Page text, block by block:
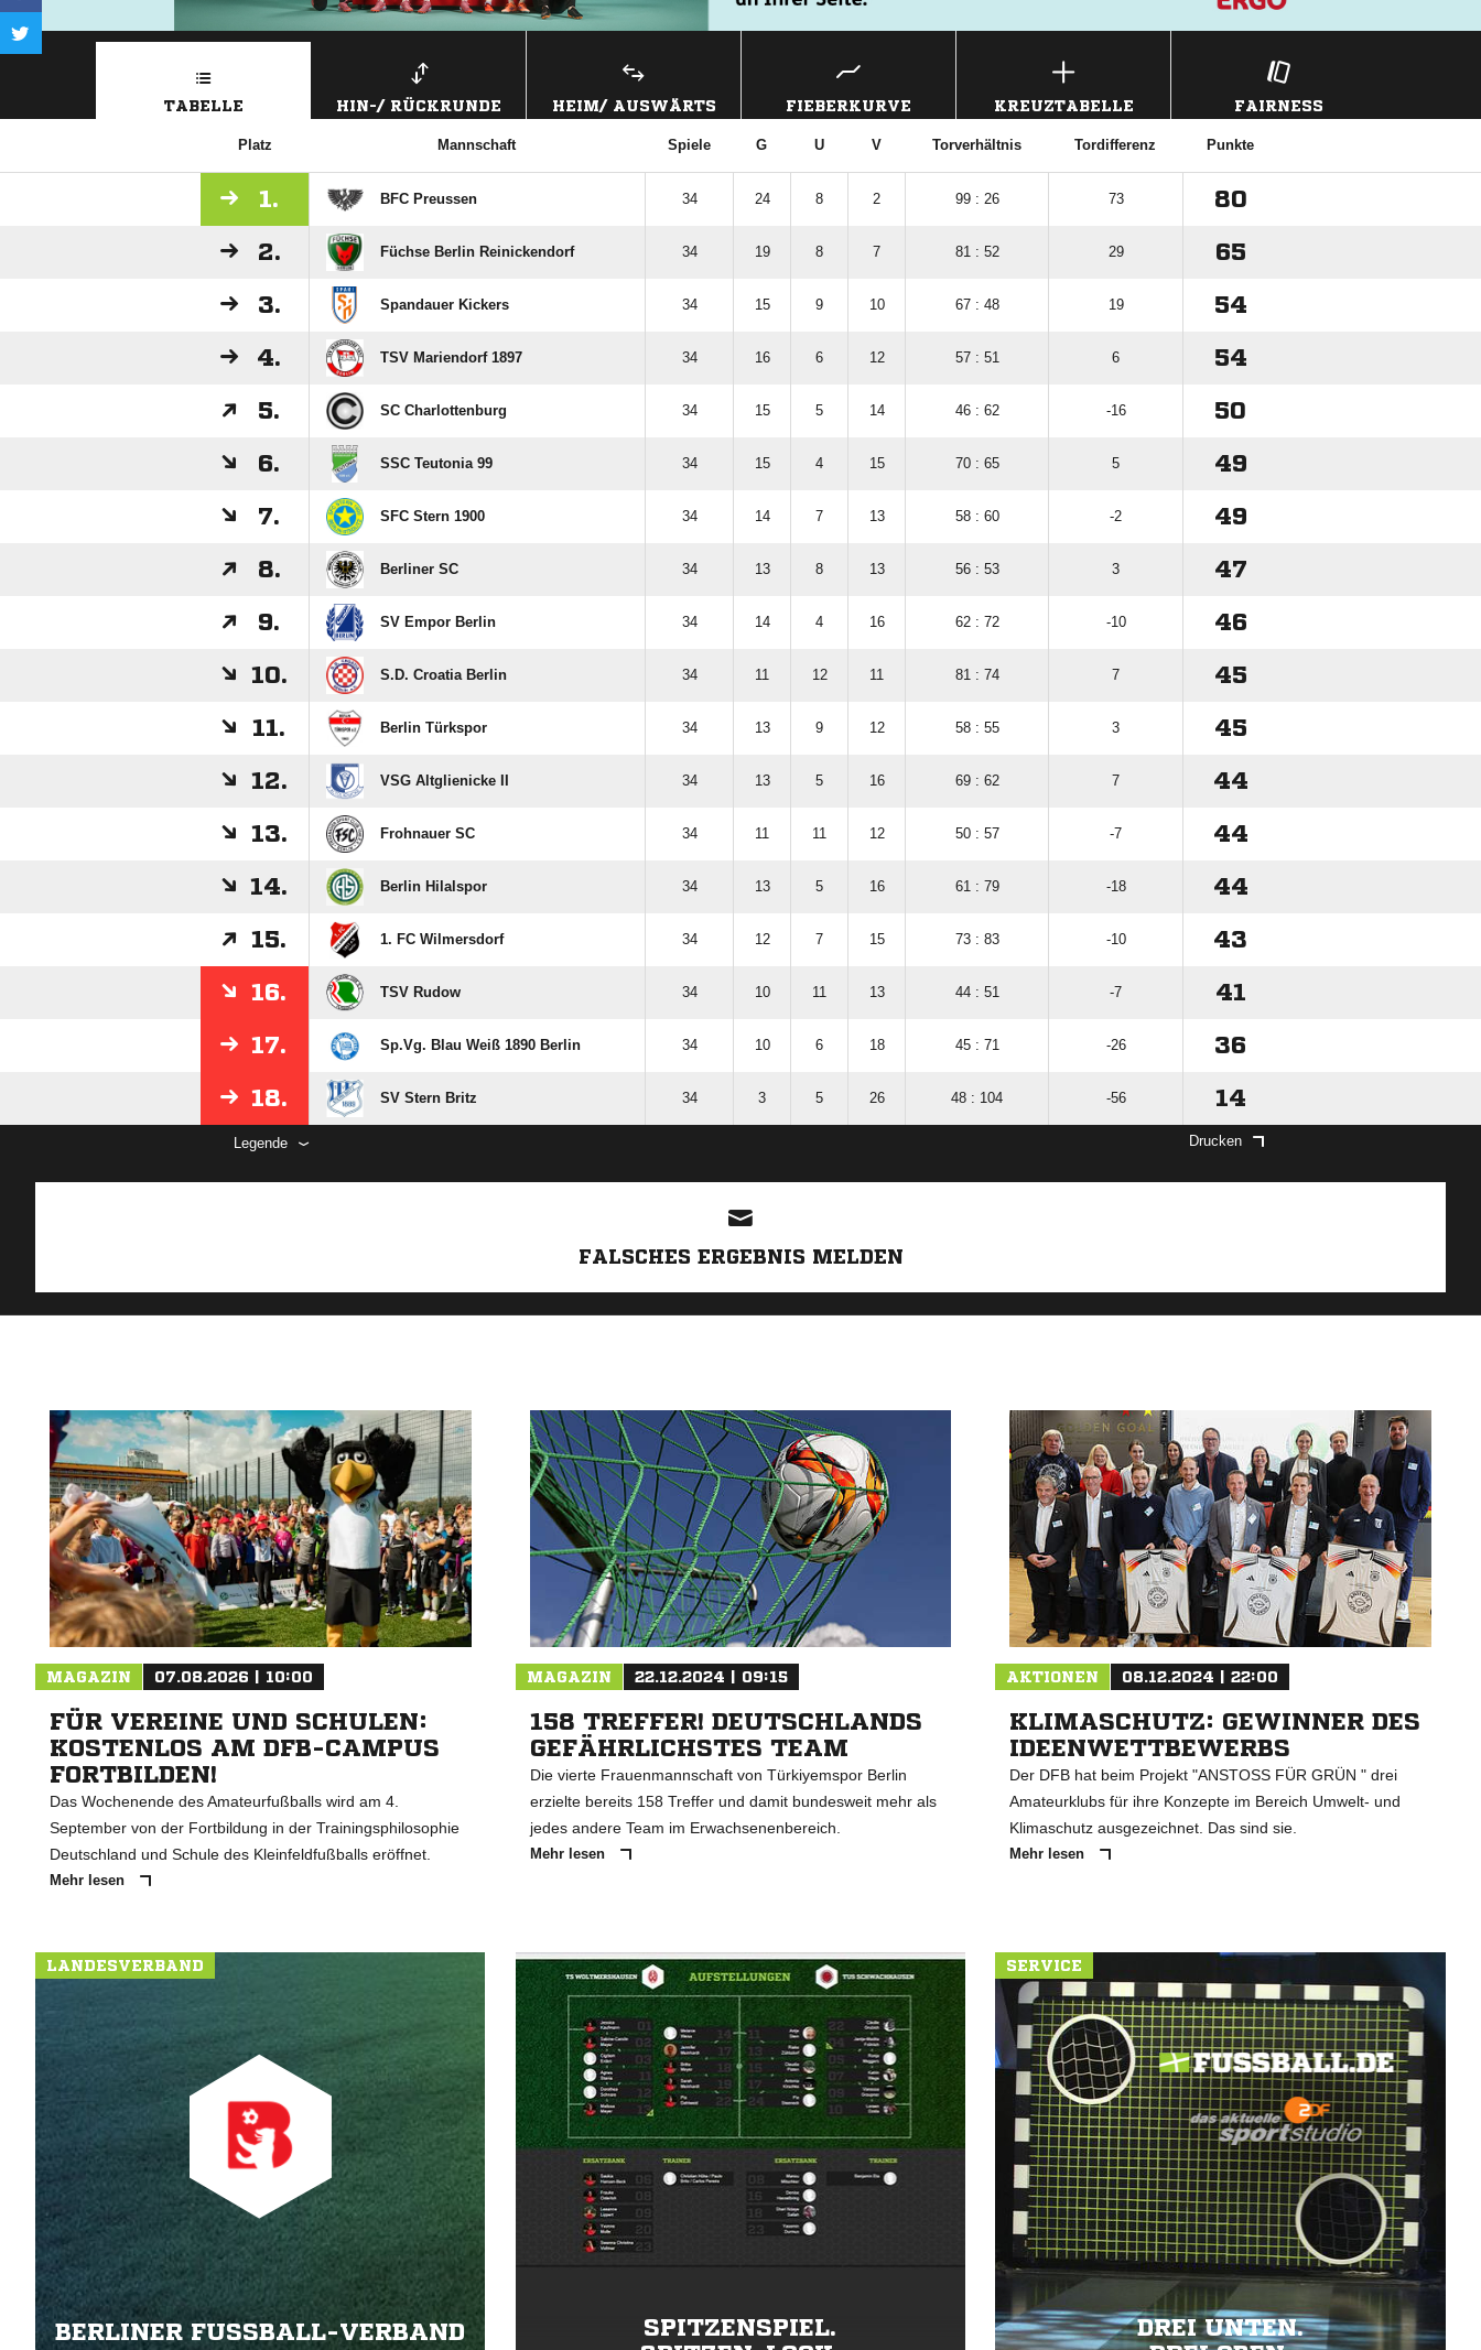
TABELLE HIN-/ RÜCKRUNDE HEIM/ AUSWÄRTS FIEBERKURVE KREUZTABELLE FAIRNESS
Platz Mannschaft Spiele G U V Torverhältnis Tordifferenz Punkte
1. BFC Preussen 34 24 8 2 99 : 26 73 80
2. Füchse Berlin Reinickendorf 34 19 8 7 81 : 52 29 65
3. Spandauer Kickers 34 15 9 10 67 : 48 19 54
4. TSV Mariendorf 1897 34 16 6 12 57 : 51 6 54
5. SC Charlottenburg 34 15 5 14 46 : 62 -16 50
6. SSC Teutonia 99 34 15 4 15 70 : 65 5 49
7. SFC Stern 1900 34 14 7 13 58 : 60 -2 49
8. Berliner SC 34 13 8 13 56 : 53 3 47
9. SV Empor Berlin 34 14 4 16 62 : 72 -10 46
10. S.D. Croatia Berlin 34 11 12 11 81 : 74 7 45
11. Berlin Türkspor 34 13 9 12 58 : 55 3 45
12. VSG Altglienicke II 34 13 5 16 69 : 62 7 44
13. Frohnauer SC 34 11 11 12 50 : 57 -7 44
14. Berlin Hilalspor 34 13 5 16 61 : 79 -18 44
15. 1. FC Wilmersdorf 34 12 7 15 73 : 83 -10 43
16. TSV Rudow 34 10 11 13 44 : 51 -7 41
17. Sp.Vg. Blau Weiß 1890 Berlin 34 10 6 18 45 : 71 -26 36
18. SV Stern Britz 34 3 5 26 48 : 104 -56 14
Legende Drucken
FALSCHES ERGEBNIS MELDEN
MAGAZIN 07.08.2026 | 10:00
FÜR VEREINE UND SCHULEN:
KOSTENLOS AM DFB-CAMPUS
FORTBILDEN!
Das Wochenende des Amateurfußballs wird am 4.
September von der Fortbildung in der Trainingsphilosophie
Deutschland und Schule des Kleinfeldfußballs eröffnet.
Mehr lesen
MAGAZIN 22.12.2024 | 09:15
158 TREFFER! DEUTSCHLANDS
GEFÄHRLICHSTES TEAM
Die vierte Frauenmannschaft von Türkiyemspor Berlin
erzielte bereits 158 Treffer und damit bundesweit mehr als
jedes andere Team im Erwachsenenbereich.
Mehr lesen
AKTIONEN 08.12.2024 | 22:00
KLIMASCHUTZ: GEWINNER DES
IDEENWETTBEWERBS
Der DFB hat beim Projekt "ANSTOSS FÜR GRÜN " drei
Amateurklubs für ihre Konzepte im Bereich Umwelt- und
Klimaschutz ausgezeichnet. Das sind sie.
Mehr lesen
LANDESVERBAND
BERLINER FUSSBALL-VERBAND E
SPITZENSPIEL.
SERVICE
DREI UNTEN.